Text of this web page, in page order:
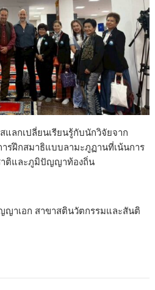
ลกเปลี่ยนเรียนรู้กับนักวิจัยจาก
รฝึกสมาธิแบบลามะภูฏานที่เน้นการ
าติและภูมิปัญญาท้องถิ่น
ญาเอก สาขาสตินวัตกรรมและสันติ